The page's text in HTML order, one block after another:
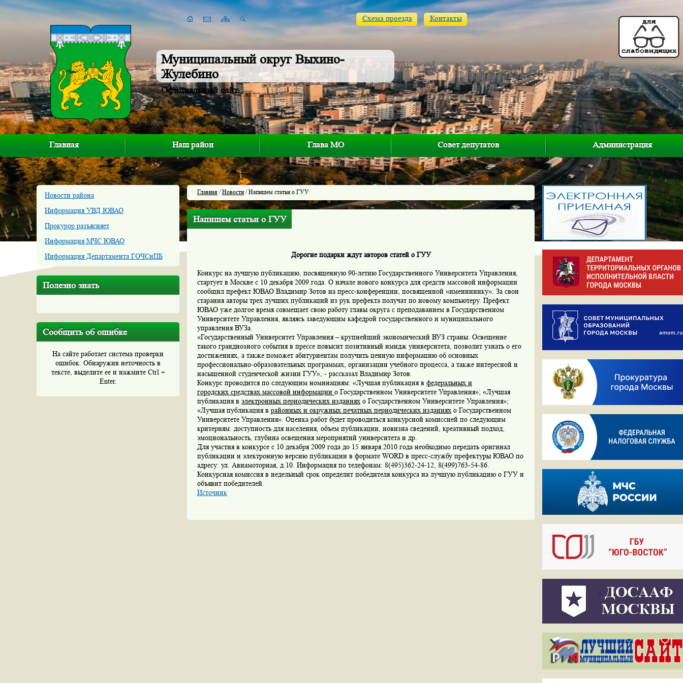
Муниципальный округ Выхино-
Жулебино
Официальный сайт
Схема проезда Контакты
Главная Наш район Глава МО Совет депутатов Администрация
Новости района
Информация УВД ЮВАО
Прокурор разъясняет
Информация МЧС ЮВАО
Информация Департамента ГОЧСиПБ
Полезно знать
Сообщить об ошибке
На сайте работает система проверки
ошибок. Обнаружив неточность в
тексте, выделите ее и нажмите Ctrl +
Enter.
Главная /Новости/ Напишем статьи о ГУУ
Напишем статьи о ГУУ
Дорогие подарки ждут авторов статей о ГУУ
Конкурс на лучшую публикацию, посвященную 90-летию Государственного Университета Управления,
стартует в Москве с 10 декабря 2009 года. О начале нового конкурса для средств массовой информации
сообщил префект ЮВАО Владимир Зотов на пресс-конференции, посвященной «имениннику». За свои
старания авторы трех лучших публикаций из рук префекта получат по новому компьютеру. Префект
ЮВАО уже долгое время совмещает свою работу главы округа с преподаванием в Государственном
Университете Управления, являясь заведующим кафедрой государственного и муниципального
управления ВУЗа.
«Государственный Университет Управления – крупнейший экономический ВУЗ страны. Освещение
такого грандиозного события в прессе повысит позитивный имидж университета, позволит узнать о его
достижениях, а также поможет абитуриентам получить ценную информацию об основных
профессионально-образовательных программах, организации учебного процесса, а также интересной и
насыщенной студенческой жизни ГУУ», - рассказал Владимир Зотов.
Конкурс проводится по следующим номинациям: «Лучшая публикация в федеральных и
городских средствах массовой информации о Государственном Университете Управления»; «Лучшая
публикация в электронных периодических изданиях о Государственном Университете Управления»;
«Лучшая публикация в районных и окружных печатных периодических изданиях о Государственном
Университете Управления». Оценка работ будет проводиться конкурсной комиссией по следующим
критериям: доступность для населения, объем публикации, новизна сведений, креативный подход,
эмоциональность, глубина освещения мероприятий университета и др.
Для участия в конкурсе с 10 декабря 2009 года до 15 января 2010 года необходимо передать оригинал
публикации и электронную версию публикации в формате WORD в пресс-службу префектуры ЮВАО по
адресу: ул. Авиамоторная, д.10. Информация по телефонам: 8(495)362-24-12, 8(499)763-54-86.
Конкурсная комиссия в недельный срок определит победителя конкурса на лучшую публикацию о ГУУ и
объявит победителей.
Источник